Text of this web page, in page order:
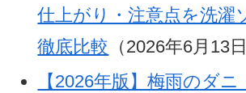
仕上がり・注意点を洗濯
徹底比較 （2026年6月13日
【2026年版】梅雨のダ